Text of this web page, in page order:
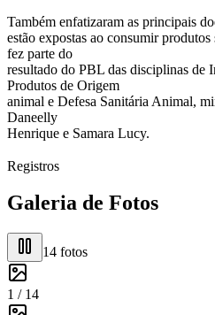
Também enfatizaram as principais
estão expostas ao consumir
fez parte do
resultado do PBL das disciplinas de
Produtos de Origem
animal e Defesa Sanitária Animal,
Daneelly
Henrique e Samara Lucy.
Registros
Galeria de Fotos
14 fotos
1 / 14